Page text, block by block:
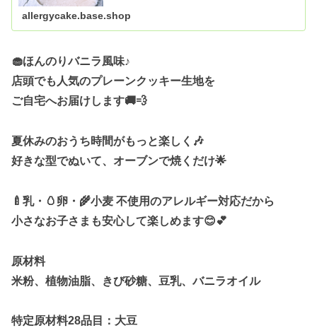
allergycake.base.shop
🧁ほんのりバニラ風味♪
店頭でも人気のプレーンクッキー生地を
ご自宅へお届けします🚚💨
夏休みのおうち時間がもっと楽しく🎶
好きな型でぬいて、オーブンで焼くだけ🌟
🍼乳・🥚卵・🌾小麦 不使用のアレルギー対応だから
小さなお子さまも安心して楽しめます😊💕
原材料
米粉、植物油脂、きび砂糖、豆乳、バニラオイル
特定原材料28品目：大豆